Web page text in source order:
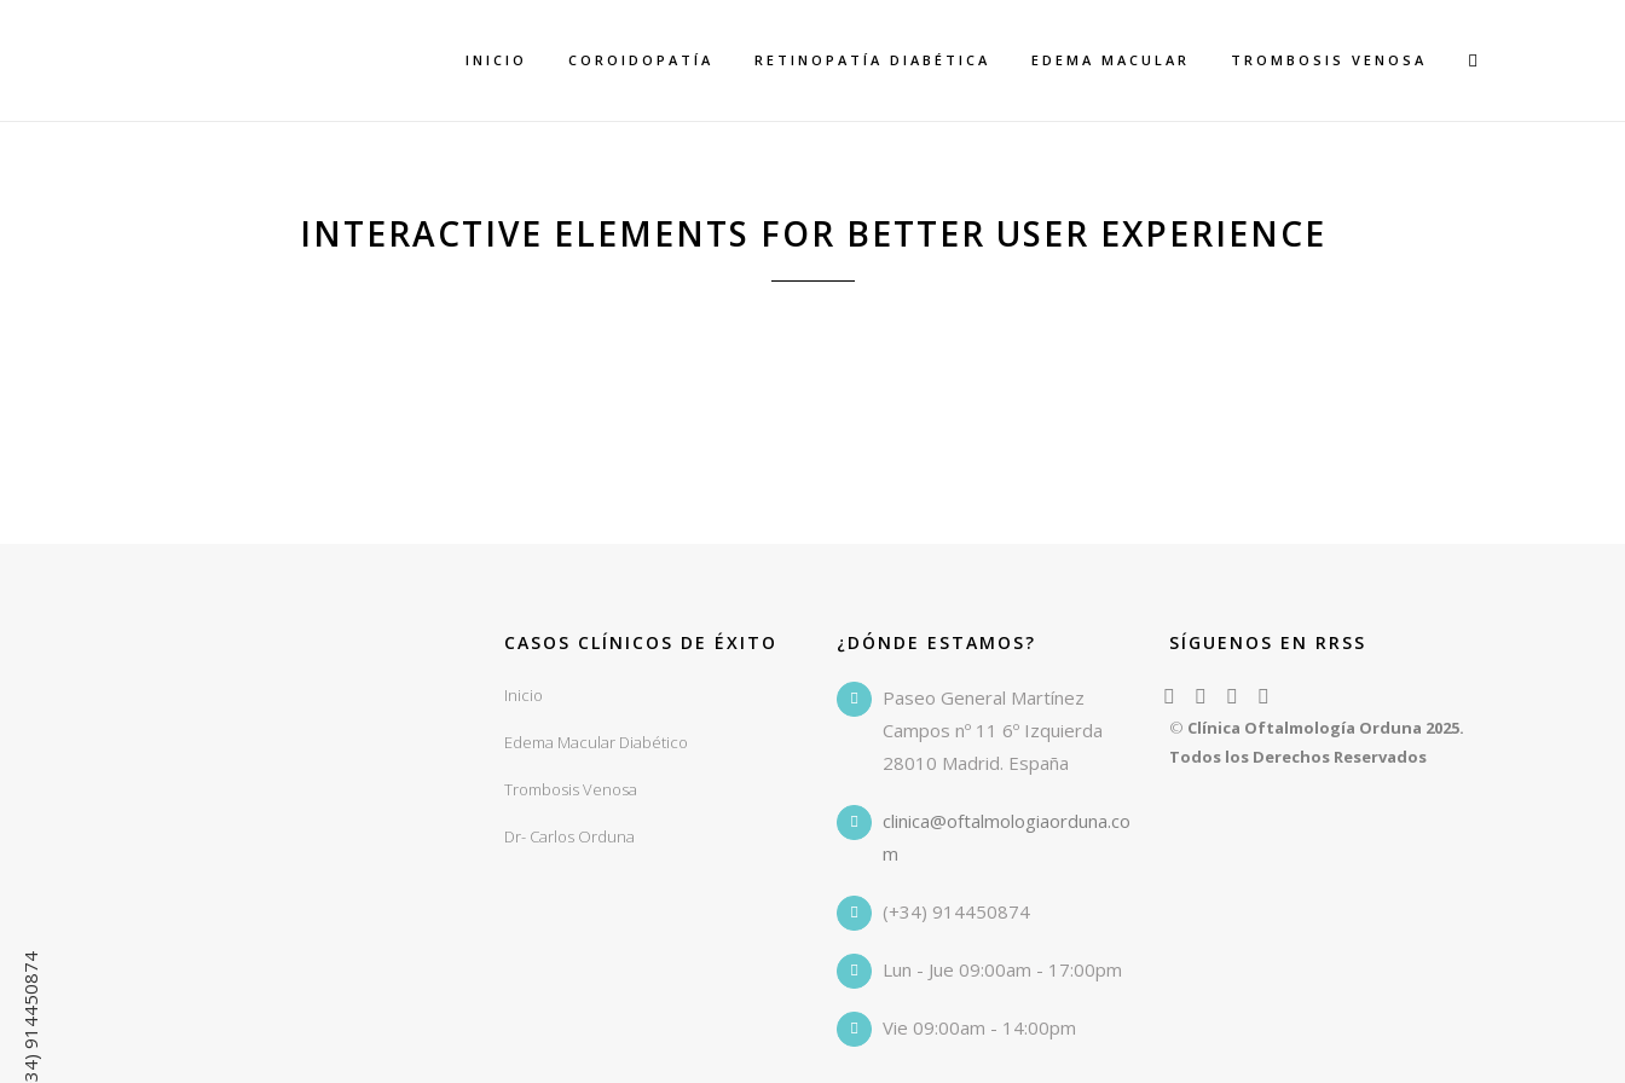
INICIO COROIDOPATÍA RETINOPATÍA DIABÉTICA EDEMA MACULAR TROMBOSIS VENOSA
(+34) 914450874
CLIENTS CAROUSEL
INTERACTIVE ELEMENTS FOR BETTER USER EXPERIENCE
CASOS CLÍNICOS DE ÉXITO
Inicio
Edema Macular Diabético
Trombosis Venosa
Dr- Carlos Orduna
¿DÓNDE ESTAMOS?
Paseo General Martínez
Campos nº 11 6º Izquierda
28010 Madrid. España
clinica@oftalmologiaorduna.co
m
(+34) 914450874
Lun - Jue 09:00am - 17:00pm
Vie 09:00am - 14:00pm
SÍGUENOS EN RRSS
© Clínica Oftalmología Orduna 2025.
Todos los Derechos Reservados